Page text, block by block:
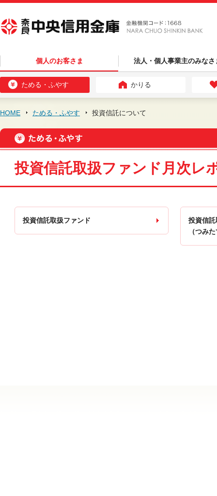
個人のお客さま 法人・個人事業主のみなさ
ためる・ふやす かりる
HOME ためる・ふやす 投資信託について
投資信託取扱ファンド月次レ
投資信託取扱ファンド
投資信
（つみ